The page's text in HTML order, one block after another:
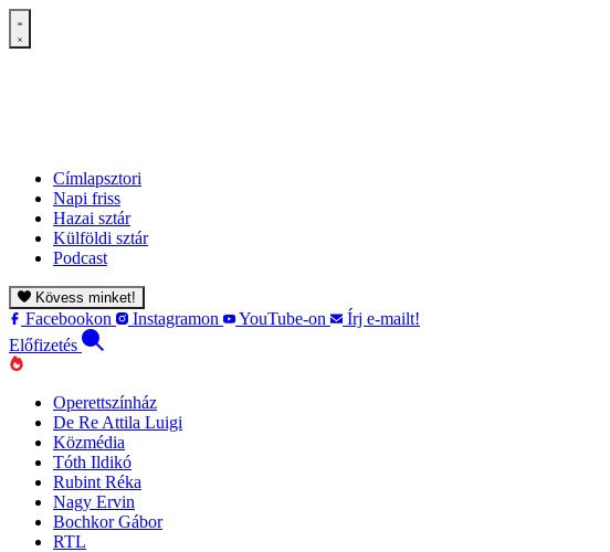
Címlapsztori
Napi friss
Hazai sztár
Külföldi sztár
Podcast
Kövess minket!
Facebookon Instagramon YouTube-on
Írj e-mailt!
Előfizetés
Operettszínház
De Re Attila Luigi
Közmédia
Tóth Ildikó
Rubint Réka
Nagy Ervin
Bochkor Gábor
RTL